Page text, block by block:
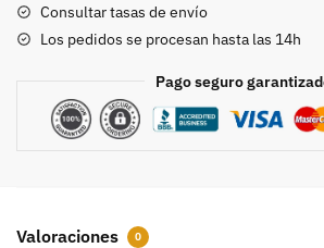
cantidad
Consultar tasas de envío
Los pedidos se procesan hasta las 14h
Pago seguro
Valoraciones 0